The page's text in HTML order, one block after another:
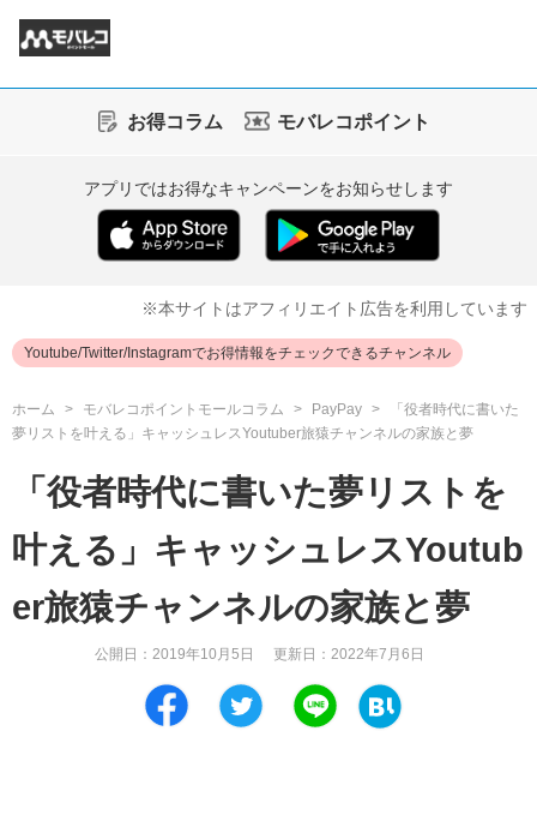
お得コラム モバレコポイント
アプリではお得なキャンペーンをお知らせします
※本サイトはアフィリエイト広告を利用しています
Youtube/Twitter/Instagramでお得情報をチェックできるチャンネル
ホーム モバレコポイントモールコラム PayPay
「役者時代に書いた
夢リストを叶える」キャッシュレスYoutuber旅猿チャンネルの家族と夢
「役者時代に書いた夢リストを
叶える」キャッシュレスYoutub
er旅猿チャンネルの家族と夢
公開日： 2019年10月5日 更新日： 2022年7月6日